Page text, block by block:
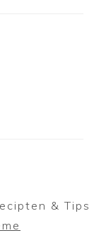
& Tips